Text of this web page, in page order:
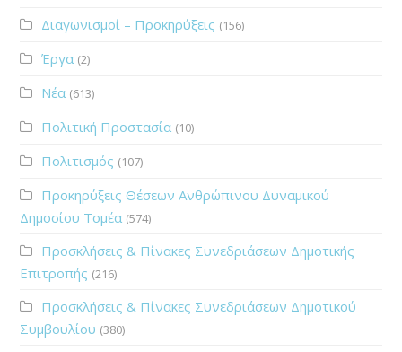
Διαγωνισμοί – Προκηρύξεις (156)
Έργα (2)
Νέα (613)
Πολιτική Προστασία (10)
Πολιτισμός (107)
Προκηρύξεις Θέσεων Ανθρώπινου Δυναμικού
Δημοσίου Τομέα (574)
Προσκλήσεις & Πίνακες Συνεδριάσεων Δημοτικής
Επιτροπής (216)
Προσκλήσεις & Πίνακες Συνεδριάσεων Δημοτικού
Συμβουλίου (380)